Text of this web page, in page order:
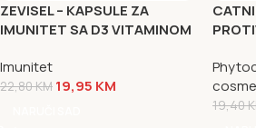
ZEVISEL – KAPSULE ZA
IMUNITET SA D3 VITAMINOM
Imunitet
22,80KM 19,95 KM
19,40